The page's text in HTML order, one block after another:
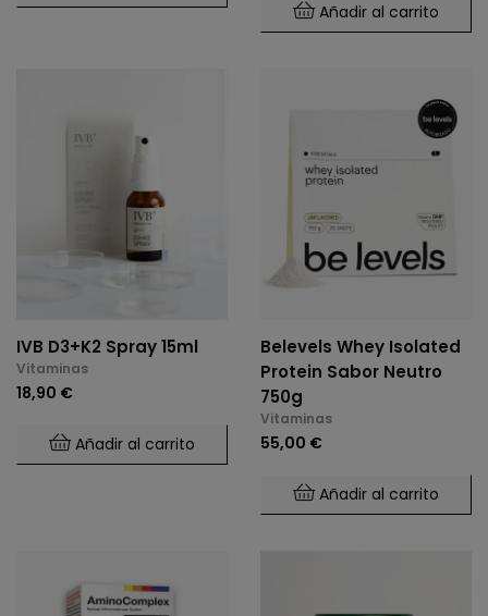
Añadir al carrito
IVB D3+K2 Spray 15ml
Vitaminas
18,90 €
Añadir al carrito
Belevels Whey Isolated
Protein Sabor Neutro
750g
Vitaminas
55,00 €
Añadir al carrito